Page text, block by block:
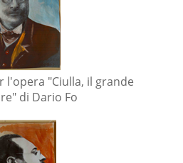
l'opera "Ciulla, il grande
di Dario Fo